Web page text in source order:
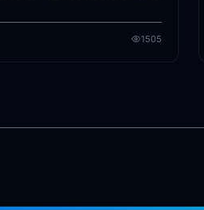
1505